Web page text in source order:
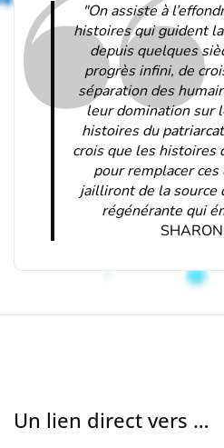
"On assiste à
histoires qui guident
depuis quelques
progrès infini, de
séparation des
leur domination sur
histoires du
crois que les histoires
pour remplacer
jailliront de la source
régénérante qui
Un lien direct vers …